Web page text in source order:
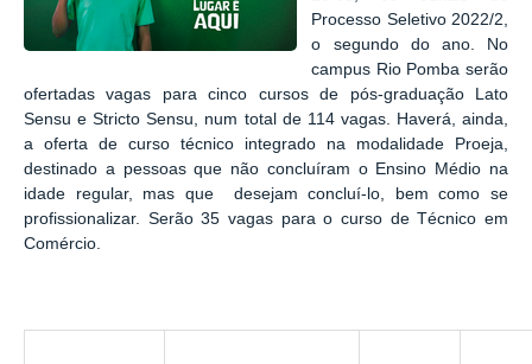
Processo Seletivo 2022/2,
o segundo do ano. No
campus Rio Pomba serão
ofertadas vagas para cinco cursos de pós-graduação Lato
Sensu e Stricto Sensu, num total de 114 vagas. Haverá, ainda,
a oferta de curso técnico integrado na modalidade Proeja,
destinado a pessoas que não concluíram o Ensino Médio na
idade regular, mas que desejam concluí-lo, bem como se
profissionalizar. Serão 35 vagas para o curso de Técnico em
Comércio.